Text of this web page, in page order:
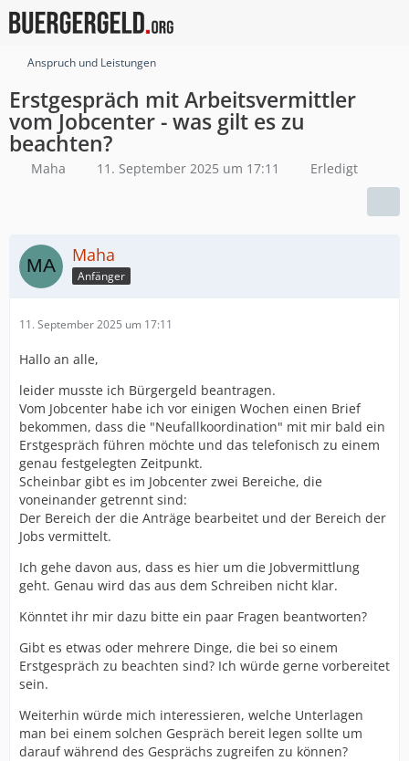
Anspruch und Leistungen
Erstgespräch mit Arbeitsvermittler
vom Jobcenter - was gilt es zu
beachten?
Maha 11. September 2025 um 17:11 Erledigt
Maha
Anfänger
11. September 2025 um 17:11
Hallo an alle,
leider musste ich Bürgergeld beantragen.
Vom Jobcenter habe ich vor einigen Wochen einen Brief
bekommen, dass die "Neufallkoordination" mit mir bald ein
Erstgespräch führen möchte und das telefonisch zu einem
genau festgelegten Zeitpunkt.
Scheinbar gibt es im Jobcenter zwei Bereiche, die
voneinander getrennt sind:
Der Bereich der die Anträge bearbeitet und der Bereich der
Jobs vermittelt.
Ich gehe davon aus, dass es hier um die Jobvermittlung
geht. Genau wird das aus dem Schreiben nicht klar.
Könntet ihr mir dazu bitte ein paar Fragen beantworten?
Gibt es etwas oder mehrere Dinge, die bei so einem
Erstgespräch zu beachten sind? Ich würde gerne vorbereitet
sein.
Weiterhin würde mich interessieren, welche Unterlagen
man bei einem solchen Gespräch bereit legen sollte um
darauf während des Gesprächs zugreifen zu können?